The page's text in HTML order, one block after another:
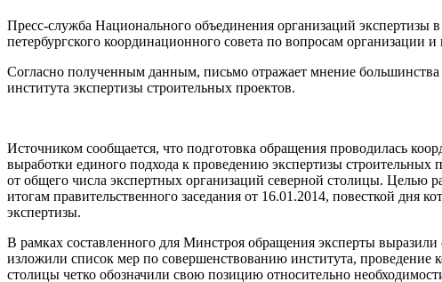
Пресс-служба Национального объединения организаций
петербургского координационного совета по вопросам
Согласно полученным данным, письмо отражает мнение
института экспертизы строительных проектов.
Источником сообщается, что подготовка обращения проводилась
выработки единого подхода к проведению экспертизы строительных
от общего числа экспертных организаций северной столицы. Целью
итогам правительственного заседания от 16.01.2014, повесткой дня
экспертизы.
В рамках составленного для Минстроя обращения эксперты
изложили список мер по совершенствованию института, проведение
столицы четко обозначили свою позицию относительно